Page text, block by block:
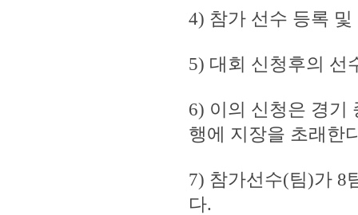
4) 참가 선수 등록
5) 대회 신청후의 선
6) 이의 신청은 경기
행에 지장을 초래한
7) 참가선수(팀)가 8
다.